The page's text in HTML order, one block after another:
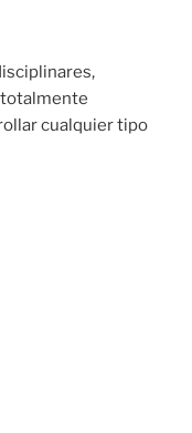
totalmente
cualquier tipo